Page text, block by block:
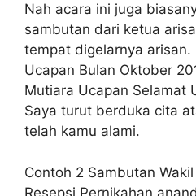
Nah acara ini juga
sambutan dari ketua
tempat digelarnya arisan.
Ucapan Bulan Oktober
Mutiara Ucapan Selamat
Saya turut berduka cita
telah kamu alami.
Contoh 2 Sambutan
Resepsi Pernikahan